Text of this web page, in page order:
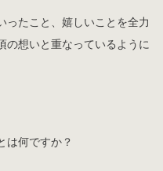
ったこと、嬉しいことを全力
の想いと重なっているように
は何ですか？